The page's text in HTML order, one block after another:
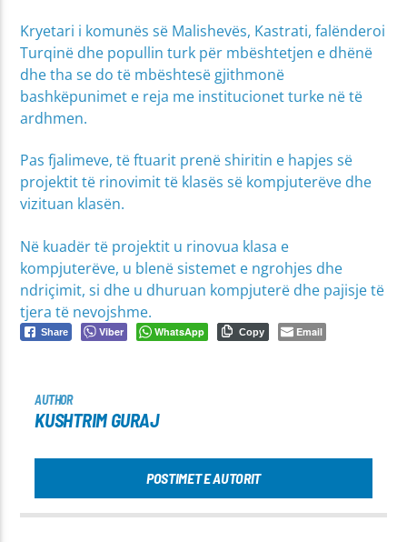
Kryetari i komunës së Malishevës, Kastrati, falënderoi
Turqinë dhe popullin turk për mbështetjen e dhënë
dhe tha se do të mbështesë gjithmonë
bashkëpunimet e reja me institucionet turke në të
ardhmen.
Pas fjalimeve, të ftuarit prenë shiritin e hapjes së
projektit të rinovimit të klasës së kompjuterëve dhe
vizituan klasën.
Në kuadër të projektit u rinovua klasa e
kompjuterëve, u blenë sistemet e ngrohjes dhe
ndriçimit, si dhe u dhuruan kompjuterë dhe pajisje të
tjera të nevojshme.
Share Viber WhatsApp Copy Email
AUTHOR
KUSHTRIM GURAJ
POSTIMET E AUTORIT